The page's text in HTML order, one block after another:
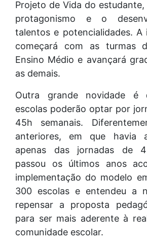
Projeto de Vida do
protagonismo e o
talentos e potencialidades. A
começará com as turmas
Ensino Médio e avançará
as demais.
Outra grande novidade é
escolas poderão optar por
45h semanais.
anteriores, em que havia
apenas das jornadas de
passou os últimos anos
implementação do modelo
300 escolas e entendeu a
repensar a proposta
para ser mais aderente à
comunidade escolar.